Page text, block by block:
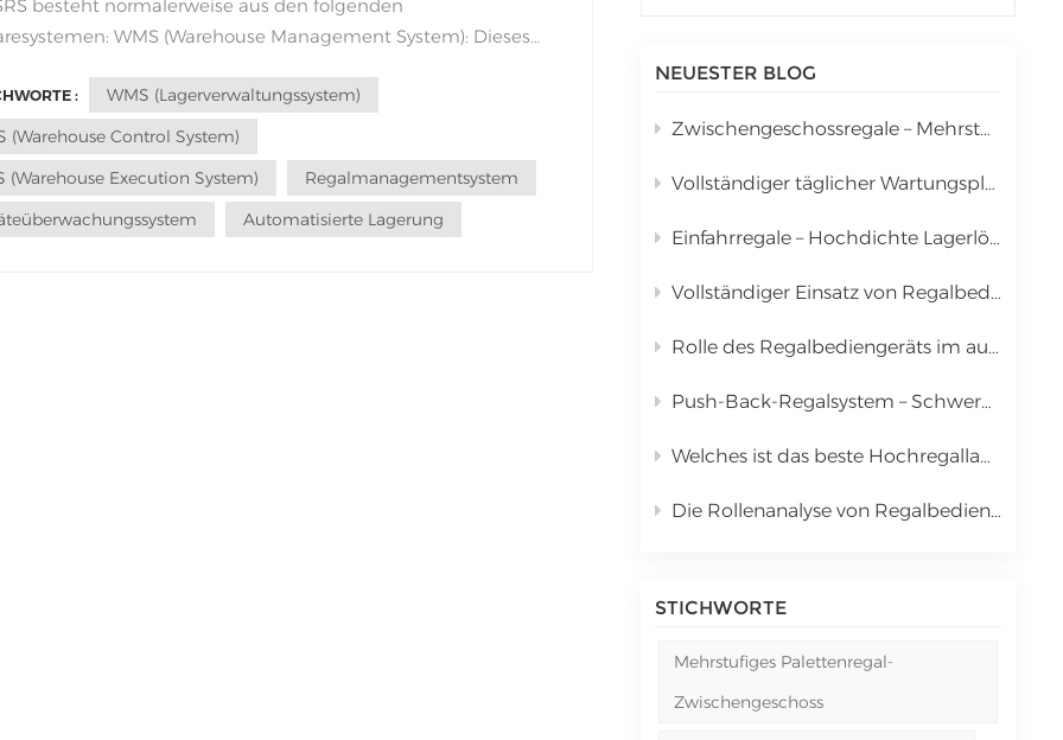
français
العربية
português
中文
русский
NEUESTER BLOG
Zwischengeschossregale – Mehrstufige vertikale Lagerlösung
Vollständiger täglicher Wartungsplan für das automatisierte Lager- und Kommissioniersystem (Regalstapler)
Einfahrregale – Hochdichte Lagerlösung für Palettenware
Vollständiger Einsatz von Regalbediengeräten in automatisierten Lager- und Kommissioniersystemen (AS/RS)
Rolle des Regalbediengeräts im automatisierten Lager- und Kommissioniersystem (AS/RS) & Vollständige Kostenanalyse
Push-Back-Regalsystem – Schwerkraftwagen-Lagerlösung mit hoher Dichte
Welches ist das beste Hochregallager für Palettenware? | Kingmore Drive-In-Regale
Die Rollenanalyse von Regalbediengeräten in automatisierten Lager- und Kommissioniersystemen (AS/RS)
STICHWORTE
Mehrstufiges Palettenregal-
Zwischengeschoss
WMS (Warehouse Management System): Dieses
einschließlich Bestandsverwaltung, Inbound -Management,
-Management, Ladungsortmanagement, Bestan...
:
WMS (Lagerverwaltungssystem)
(Warehouse Control System)
(Warehouse Execution System)
Regalmanagementsystem
Automatisierte Lagerung